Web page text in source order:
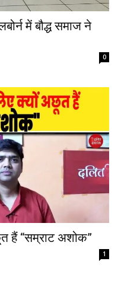
में बौद्ध समाज ने
0
हैं “सम्राट अशोक”
1